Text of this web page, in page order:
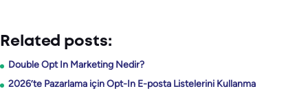
Related posts:
Double Opt In Marketing Nedir?
2026’te Pazarlama için Opt-In E-posta Listelerini Kullanma